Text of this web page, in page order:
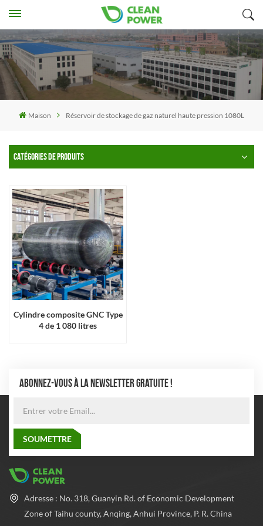
Maison Réservoir de stockage de gaz naturel haute pression 1080L
CATÉGORIES DE PRODUITS
Cylindre composite GNC Type
4 de 1 080 litres
ABONNEZ-VOUS À LA NEWSLETTER GRATUITE !
Adresse : No. 318, Guanyin Rd. of Economic Development
Zone of Taihu county, Anqing, Anhui Province, P. R. China